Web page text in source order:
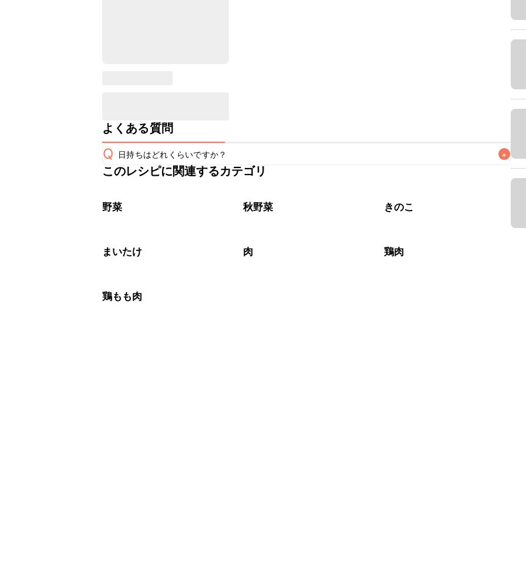
よくある質問
Q 日持ちはどれくらいですか？ +
保存期間は冷蔵で翌日中が目安です。なるべくお早めにお召し上がりください。
※日持ちは目安です。
このレシピに関連するカテゴリ
野菜 秋野菜 きのこ
まいたけ 肉 鶏肉
鶏もも肉